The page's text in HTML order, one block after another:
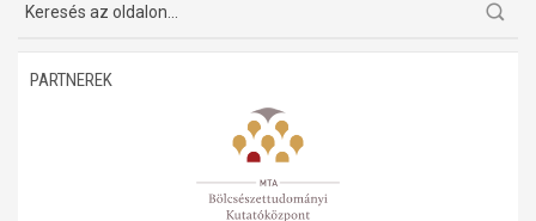
PARTNEREK